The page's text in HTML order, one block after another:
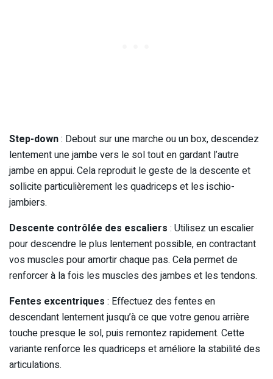
Step-down: Debout sur une marche ou un box, descendez
lentement une jambe vers le sol tout en gardant l’autre
jambe en appui. Cela reproduit le geste de la descente et
sollicite particulièrement les quadriceps et les ischio-
jambiers.
Descente contrôlée des escaliers : Utilisez un escalier
pour descendre le plus lentement possible, en contractant
vos muscles pour amortir chaque pas. Cela permet de
renforcer à la fois les muscles des jambes et les tendons.
Fentes excentriques : Effectuez des fentes en
descendant lentement jusqu’à ce que votre genou arrière
touche presque le sol, puis remontez rapidement. Cette
variante renforce les quadriceps et améliore la stabilité des
articulations.